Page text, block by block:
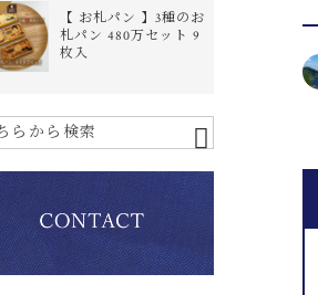
【 お札パン 】3種のお
札パン 480万セット 9
枚入